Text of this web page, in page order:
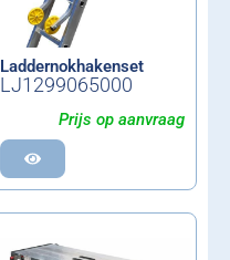
Laddernokhakenset
LJ1299065000
Prijs op aanvraag